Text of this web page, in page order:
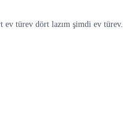
ev türev dört lazım şimdi ev türev.